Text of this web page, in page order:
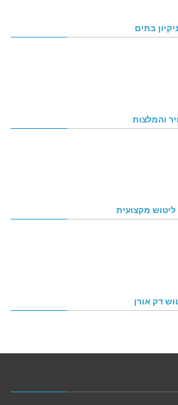
בתים
והמלצות
מקצועית
דק אורן